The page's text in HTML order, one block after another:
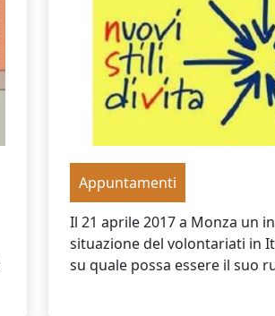
Appuntamenti
Il 21 aprile 2017 a Monza un
situazione del volontariati in
su quale possa essere il suo